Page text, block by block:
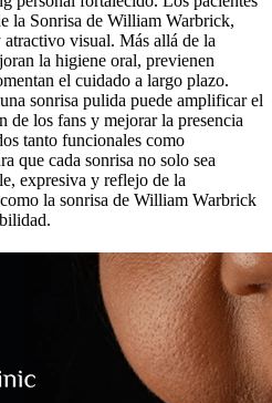
la Sonrisa de William Warbrick,
visual. Más allá de la
la higiene oral, previenen
el cuidado a largo plazo.
sonrisa pulida puede amplificar el
de los fans y mejorar la presencia
tanto funcionales como
que cada sonrisa no solo sea
expresiva y reflejo de la
la sonrisa de William Warbrick